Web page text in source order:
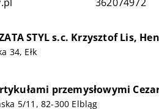
STYL s.c. Krzysztof Lis,
34, Ełk
przemysłowymi
5/11, 82-300 Elbląg